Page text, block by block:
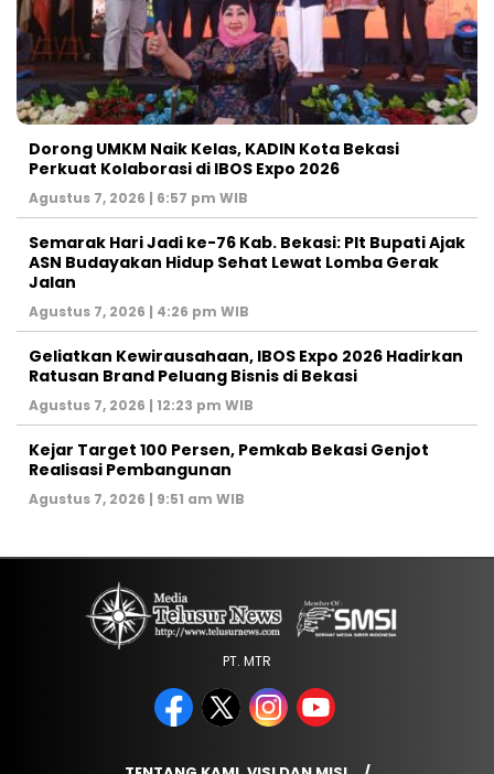
Dorong UMKM Naik Kelas, KADIN Kota Bekasi
Perkuat Kolaborasi di IBOS Expo 2026
Agustus 7, 2026 | 6:57 pm WIB
‎Semarak Hari Jadi ke-76 Kab. Bekasi: Plt Bupati Ajak
ASN Budayakan Hidup Sehat Lewat Lomba Gerak
Jalan
Agustus 7, 2026 | 4:26 pm WIB
‎Geliatkan Kewirausahaan, IBOS Expo 2026 Hadirkan
Ratusan Brand Peluang Bisnis di Bekasi
Agustus 7, 2026 | 12:23 pm WIB
Kejar Target 100 Persen, Pemkab Bekasi Genjot
Realisasi Pembangunan
Agustus 7, 2026 | 9:51 am WIB
PT. MTR